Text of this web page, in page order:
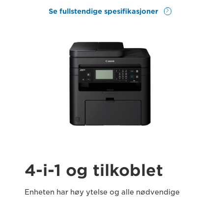
Se fullstendige spesifikasjoner
4-i-1 og tilkoblet
Enheten har høy ytelse og alle nødvendige